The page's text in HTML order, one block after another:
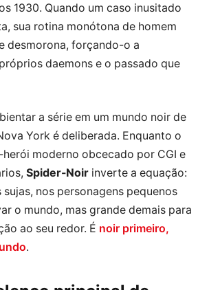
1930. Quando um caso inusitado
sua rotina monótona de homem
desmorona, forçando-o a
daemons e o passado que
a série em um mundo noir de
York é deliberada. Enquanto o
herói moderno obcecado por CGI e
Spider-Noir inverte a equação:
sujas, nos personagens pequenos
o mundo, mas grande demais para
ao seu redor. É noir primeiro,
.